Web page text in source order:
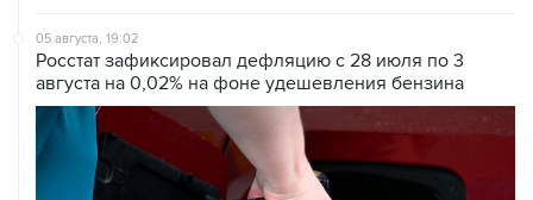
05 августа, 19:02
Росстат зафиксировал дефляцию с 28 июля по 3
августа на 0,02% на фоне удешевления бензина